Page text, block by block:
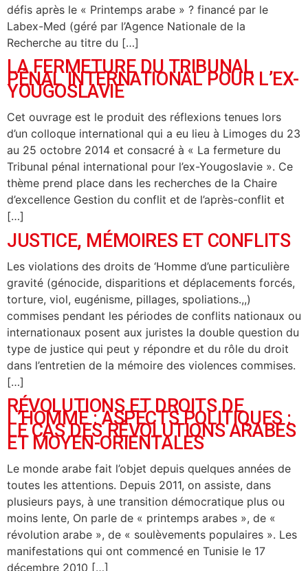
défis après le « Printemps arabe » ? financé par le
Labex-Med (géré par l’Agence Nationale de la
Recherche au titre du […]
LA FERMETURE DU TRIBUNAL
PÉNAL INTERNATIONAL POUR L’EX-
YOUGOSLAVIE
Cet ouvrage est le produit des réflexions tenues lors
d’un colloque international qui a eu lieu à Limoges du 23
au 25 octobre 2014 et consacré à « La fermeture du
Tribunal pénal international pour l’ex-Yougoslavie ». Ce
thème prend place dans les recherches de la Chaire
d’excellence Gestion du conflit et de l’après-conflit et
[…]
JUSTICE, MÉMOIRES ET CONFLITS
Les violations des droits de ‘Homme d’une particulière
gravité (génocide, disparitions et déplacements forcés,
torture, viol, eugénisme, pillages, spoliations.,,)
commises pendant les périodes de conflits nationaux ou
internationaux posent aux juristes la double question du
type de justice qui peut y répondre et du rôle du droit
dans l’entretien de la mémoire des violences commises.
[…]
RÉVOLUTIONS ET DROITS DE
L’HOMME : ASPECTS POLITIQUES :
LE CAS DES RÉVOLUTIONS ARABES
ET MOYEN-ORIENTALES
Le monde arabe fait l’objet depuis quelques années de
toutes les attentions. Depuis 2011, on assiste, dans
plusieurs pays, à une transition démocratique plus ou
moins lente, On parle de « printemps arabes », de «
révolution arabe », de « soulèvements populaires ». Les
manifestations qui ont commencé en Tunisie le 17
décembre 2010 […]